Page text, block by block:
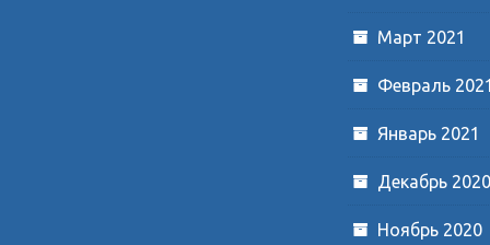
Март 2021
Февраль
Январь 2021
Декабрь 2020
Ноябрь 2020